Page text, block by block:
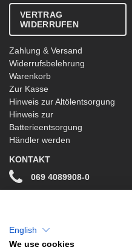
VERTRAG
WIDERRUFEN
Zahlung & Versand
Widerrufsbelehrung
Warenkorb
Zur Kasse
Hinweis zur Altölentsorgung
Hinweis zur
Batterieentsorgung
Händler werden
KONTAKT
069 4089908-0
English
We use cookies